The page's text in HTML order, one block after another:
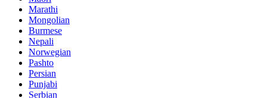
Marathi
Mongolian
Burmese
Nepali
Norwegian
Pashto
Persian
Punjabi
Serbian